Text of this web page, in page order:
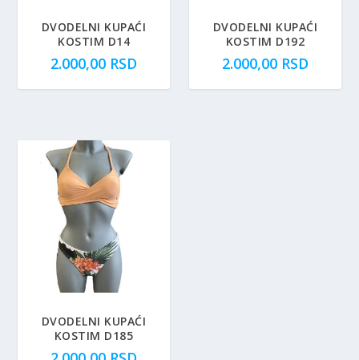
DVODELNI KUPAĆI
KOSTIM D14
2.000,00 RSD
DVODELNI KUPAĆI
KOSTIM D192
2.000,00 RSD
DVODELNI KUPAĆI
KOSTIM D185